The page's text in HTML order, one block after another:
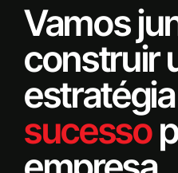
Vamos
construir
sucesso